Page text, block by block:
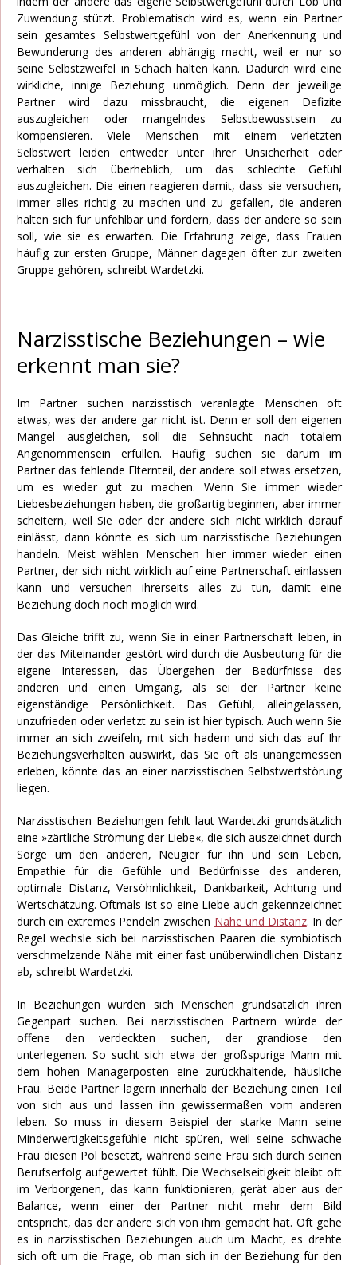
Zuwendung stützt. Problematisch wird es, wenn ein Partner
sein gesamtes Selbstwertgefühl von der Anerkennung und
Bewunderung des anderen abhängig macht, weil er nur so
seine Selbstzweifel in Schach halten kann. Dadurch wird eine
wirkliche, innige Beziehung unmöglich. Denn der jeweilige
Partner wird dazu missbraucht, die eigenen Defizite
auszugleichen oder mangelndes Selbstbewusstsein zu
kompensieren. Viele Menschen mit einem verletzten
Selbstwert leiden entweder unter ihrer Unsicherheit oder
verhalten sich überheblich, um das schlechte Gefühl
auszugleichen. Die einen reagieren damit, dass sie versuchen,
immer alles richtig zu machen und zu gefallen, die anderen
halten sich für unfehlbar und fordern, dass der andere so sein
soll, wie sie es erwarten. Die Erfahrung zeige, dass Frauen
häufig zur ersten Gruppe, Männer dagegen öfter zur zweiten
Gruppe gehören, schreibt Wardetzki.
Narzisstische Beziehungen – wie
erkennt man sie?
Im Partner suchen narzisstisch veranlagte Menschen oft
etwas, was der andere gar nicht ist. Denn er soll den eigenen
Mangel ausgleichen, soll die Sehnsucht nach totalem
Angenommensein erfüllen. Häufig suchen sie darum im
Partner das fehlende Elternteil, der andere soll etwas ersetzen,
um es wieder gut zu machen. Wenn Sie immer wieder
Liebesbeziehungen haben, die großartig beginnen, aber immer
scheitern, weil Sie oder der andere sich nicht wirklich darauf
einlässt, dann könnte es sich um narzisstische Beziehungen
handeln. Meist wählen Menschen hier immer wieder einen
Partner, der sich nicht wirklich auf eine Partnerschaft einlassen
kann und versuchen ihrerseits alles zu tun, damit eine
Beziehung doch noch möglich wird.
Das Gleiche trifft zu, wenn Sie in einer Partnerschaft leben, in
der das Miteinander gestört wird durch die Ausbeutung für die
eigene Interessen, das Übergehen der Bedürfnisse des
anderen und einen Umgang, als sei der Partner keine
eigenständige Persönlichkeit. Das Gefühl, alleingelassen,
unzufrieden oder verletzt zu sein ist hier typisch. Auch wenn Sie
immer an sich zweifeln, mit sich hadern und sich das auf Ihr
Beziehungsverhalten auswirkt, das Sie oft als unangemessen
erleben, könnte das an einer narzisstischen Selbstwertstörung
liegen.
Narzisstischen Beziehungen fehlt laut Wardetzki grundsätzlich
eine »zärtliche Strömung der Liebe«, die sich auszeichnet durch
Sorge um den anderen, Neugier für ihn und sein Leben,
Empathie für die Gefühle und Bedürfnisse des anderen,
optimale Distanz, Versöhnlichkeit, Dankbarkeit, Achtung und
Wertschätzung. Oftmals ist so eine Liebe auch gekennzeichnet
durch ein extremes Pendeln zwischen Nähe und Distanz. In der
Regel wechsle sich bei narzisstischen Paaren die symbiotisch
verschmelzende Nähe mit einer fast unüberwindlichen Distanz
ab, schreibt Wardetzki.
In Beziehungen würden sich Menschen grundsätzlich ihren
Gegenpart suchen. Bei narzisstischen Partnern würde der
offene den verdeckten suchen, der grandiose den
unterlegenen. So sucht sich etwa der großspurige Mann mit
dem hohen Managerposten eine zurückhaltende, häusliche
Frau. Beide Partner lagern innerhalb der Beziehung einen Teil
von sich aus und lassen ihn gewissermaßen vom anderen
leben. So muss in diesem Beispiel der starke Mann seine
Minderwertigkeitsgefühle nicht spüren, weil seine schwache
Frau diesen Pol besetzt, während seine Frau sich durch seinen
Berufserfolg aufgewertet fühlt. Die Wechselseitigkeit bleibt oft
im Verborgenen, das kann funktionieren, gerät aber aus der
Balance, wenn einer der Partner nicht mehr dem Bild
entspricht, das der andere sich von ihm gemacht hat. Oft gehe
es in narzisstischen Beziehungen auch um Macht, es drehte
sich oft um die Frage, ob man sich in der Beziehung für den